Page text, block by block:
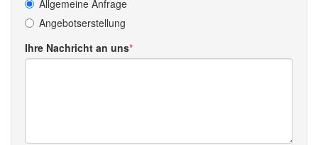
Allgemeine Anfrage
Angebotserstellung
Ihre Nachricht an uns